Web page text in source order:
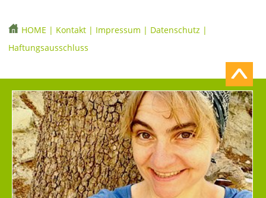
HOME | Kontakt | Impressum | Datenschutz |
Haftungsausschluss